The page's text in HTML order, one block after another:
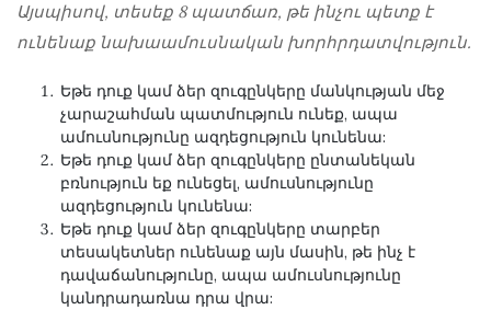
Այսպիսով, տեսեք 8 պատճառ, թե ինչու պետք է
ունենաք նախաամուսնական խորհրդատվություն.
Եթե ​​դուք կամ ձեր զուգընկերը մանկության մեջ
չարաշահման պատմություն ունեք, ապա
ամուսնությունը ազդեցություն կունենա:
Եթե ​​դուք կամ ձեր զուգընկերը ընտանեկան
բռնություն եք ունեցել, ամուսնությունը
ազդեցություն կունենա:
Եթե ​​դուք կամ ձեր զուգընկերը տարբեր
տեսակետներ ունենաք այն մասին, թե ինչ է
դավաճանությունը, ապա ամուսնությունը
կանդրադառնա դրա վրա: